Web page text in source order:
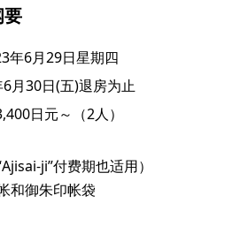
要
年6月29日星期四
月30日(五)退房为止
日元～（2人）
ji”付费期也适用）
和御朱印帐袋